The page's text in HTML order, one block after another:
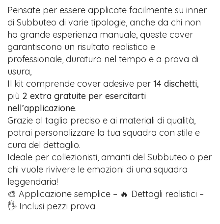
Pensate per essere applicate facilmente su inner
di Subbuteo di varie tipologie, anche da chi non
ha grande esperienza manuale, queste cover
garantiscono un risultato realistico e
professionale, duraturo nel tempo e a prova di
usura,
Il kit comprende cover adesive per14 dischetti,
più 2 extra gratuite per esercitarti
nell’applicazione.
Grazie al taglio preciso e ai materiali di qualità,
potrai personalizzare la tua squadra con stile e
cura del dettaglio.
Ideale per collezionisti, amanti del Subbuteo o per
chi vuole rivivere le emozioni di una squadra
leggendaria!
🎨 Applicazione semplice – 🔥 Dettagli realistici –
🖐️ Inclusi pezzi prova